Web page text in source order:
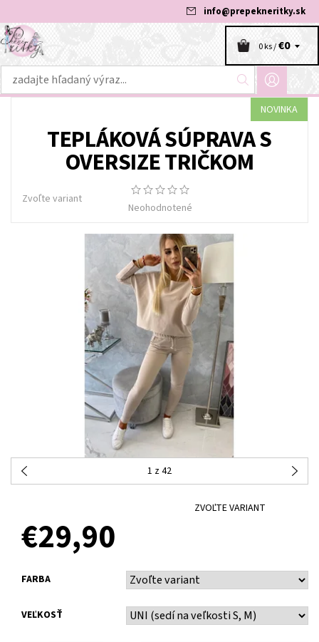
info@prepekneritky.sk
0 ks /€0
NOVINKA
TEPLÁKOVÁ SÚPRAVA S
OVERSIZE TRIČKOM
Zvoľte variant
Neohodnotené
1 z 42
ZVOĽTE VARIANT
€29,90
FARBA
VEĽKOSŤ